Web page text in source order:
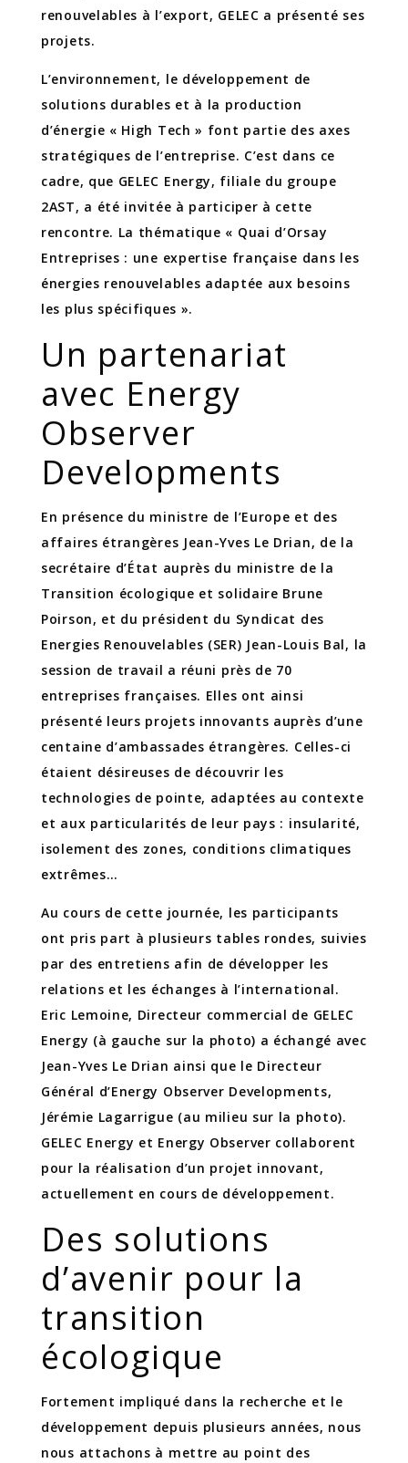
renouvelables à l’export, GELEC a présenté ses
projets.
L’environnement, le développement de
solutions durables et à la production
d’énergie « High Tech » font partie des axes
stratégiques de l’entreprise. C’est dans ce
cadre, que GELEC Energy, filiale du groupe
2AST, a été invitée à participer à cette
rencontre. La thématique « Quai d’Orsay
Entreprises : une expertise française dans les
énergies renouvelables adaptée aux besoins
les plus spécifiques ».
Un partenariat
avec Energy
Observer
Developments
En présence du ministre de l’Europe et des
affaires étrangères Jean-Yves Le Drian, de la
secrétaire d’État auprès du ministre de la
Transition écologique et solidaire Brune
Poirson, et du président du Syndicat des
Energies Renouvelables (SER) Jean-Louis Bal, la
session de travail a réuni près de 70
entreprises françaises. Elles ont ainsi
présenté leurs projets innovants auprès d’une
centaine d’ambassades étrangères. Celles-ci
étaient désireuses de découvrir les
technologies de pointe, adaptées au contexte
et aux particularités de leur pays : insularité,
isolement des zones, conditions climatiques
extrêmes…
Au cours de cette journée, les participants
ont pris part à plusieurs tables rondes, suivies
par des entretiens afin de développer les
relations et les échanges à l’international.
Eric Lemoine, Directeur commercial de GELEC
Energy (à gauche sur la photo) a échangé avec
Jean-Yves Le Drian ainsi que le Directeur
Général d’Energy Observer Developments,
Jérémie Lagarrigue (au milieu sur la photo).
GELEC Energy et Energy Observer collaborent
pour la réalisation d’un projet innovant,
actuellement en cours de développement.
Des solutions
d’avenir pour la
transition
écologique
Fortement impliqué dans la recherche et le
développement depuis plusieurs années, nous
nous attachons à mettre au point des